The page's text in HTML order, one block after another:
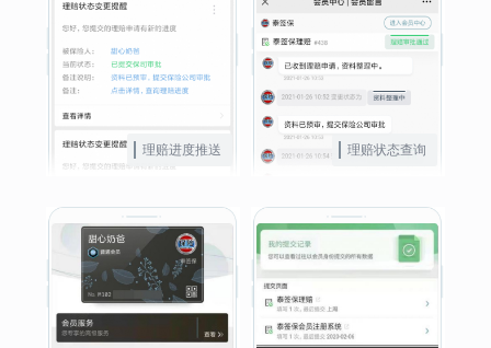
理赔进度推送 理赔状态查询